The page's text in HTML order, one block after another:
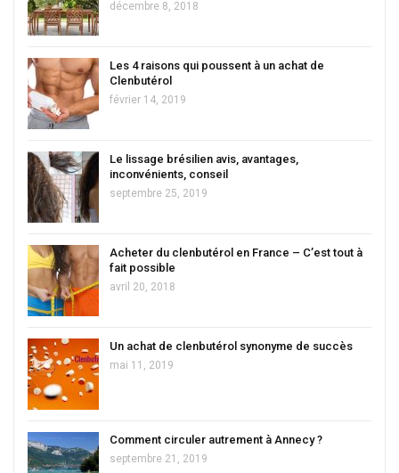
décembre 8, 2018
Les 4 raisons qui poussent à un achat de
Clenbutérol
février 14, 2019
Le lissage brésilien avis, avantages,
inconvénients, conseil
septembre 25, 2019
Acheter du clenbutérol en France – C’est tout à
fait possible
avril 20, 2018
Un achat de clenbutérol synonyme de succès
mai 11, 2019
Comment circuler autrement à Annecy ?
septembre 21, 2019